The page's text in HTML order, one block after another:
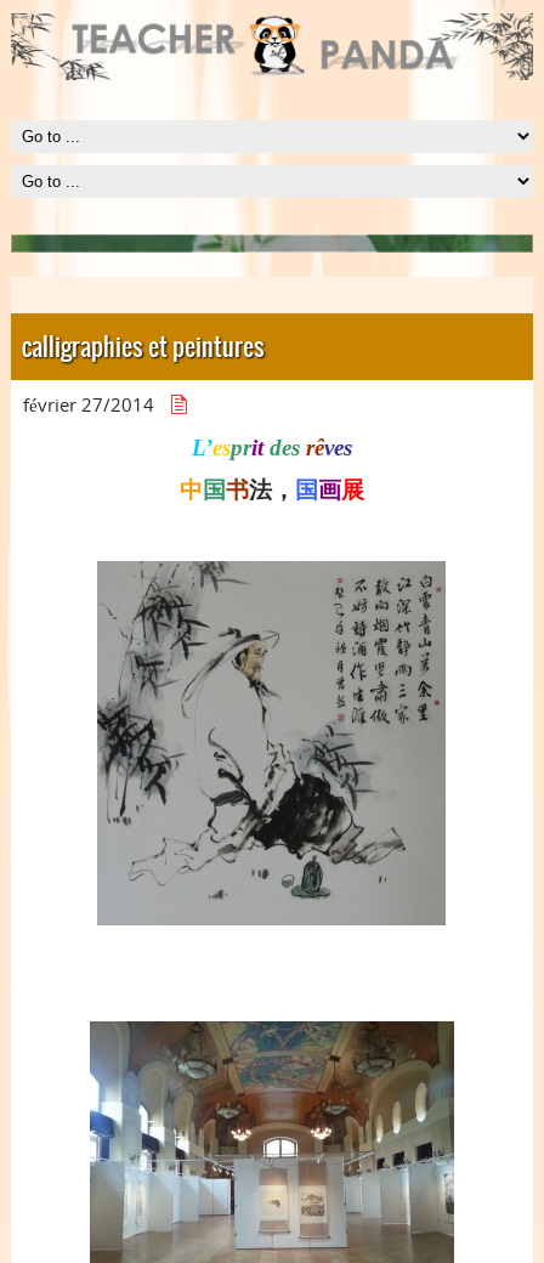
Le Panda
Le Panda est symbole d'harmonie et de délicatesse.
calligraphies et peintures
février 27/2014
L’esprit des rêves
中国书法， 国画展